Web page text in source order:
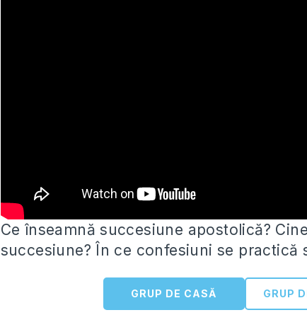
Ce înseamnă succesiune apostolică?
succesiune? În ce confesiuni se practică
GRUP DE CASĂ GRUP